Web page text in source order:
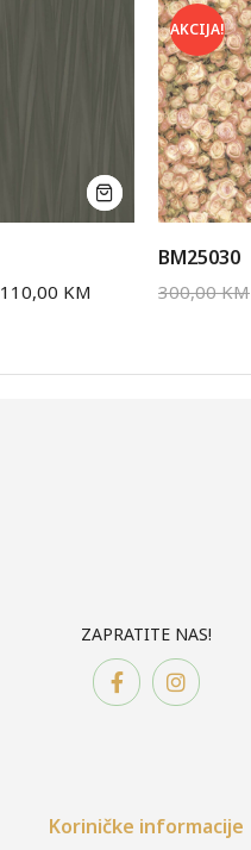
110,00 KM
AKCIJA!
BM25030
300,00KM
ZAPRATITE NAS!
Koriničke informacije